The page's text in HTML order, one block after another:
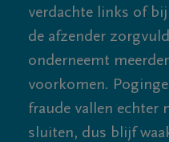
verdachte links of
de afzender
onderneemt
voorkomen.
fraude vallen
sluiten, dus blijf